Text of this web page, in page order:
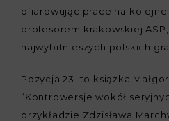
ofiarowując prace na kolejne
profesorem krakowskiej
najwybitnieszych polskich
Pozycja 23. to książka
“Kontrowersje wokół
przykładzie Zdzisława